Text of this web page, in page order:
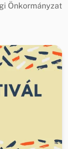
Önkormányzat